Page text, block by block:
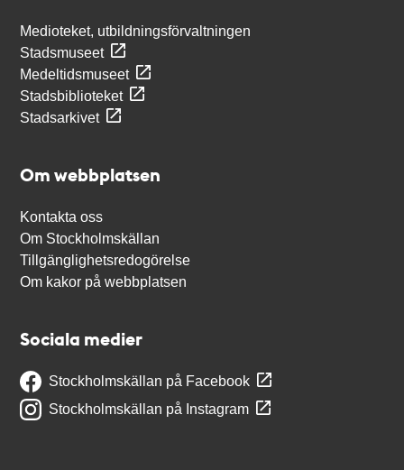
Medioteket, utbildningsförvaltningen
Stadsmuseet
Medeltidsmuseet
Stadsbiblioteket
Stadsarkivet
Om webbplatsen
Kontakta oss
Om Stockholmskällan
Tillgänglighetsredogörelse
Om kakor på webbplatsen
Sociala medier
Stockholmskällan på Facebook
Stockholmskällan på Instagram